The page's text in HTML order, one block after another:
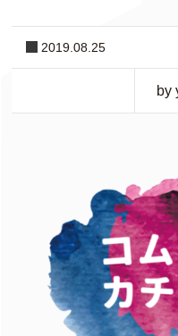
2019.08.25
by